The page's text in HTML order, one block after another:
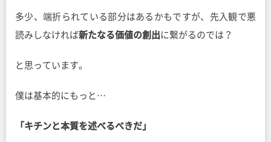
多少、端折られている部分はあるかもですが、先入観で悪
読みしなければ新たなる価値の創出 に繋がるのでは？
と思っています。
僕は基本的にもっと…
「キチンと本質を述べるべきだ」